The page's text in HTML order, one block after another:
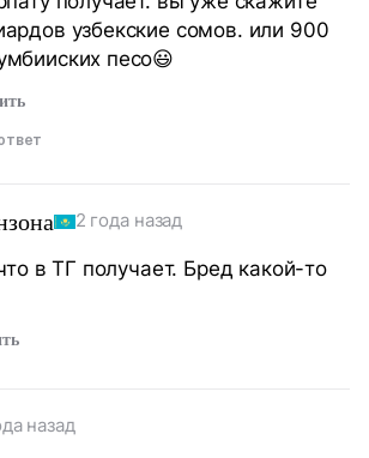
узбекские сомов. или 900
песо😃
2 года назад
в ТГ получает. Бред какой-то
назад